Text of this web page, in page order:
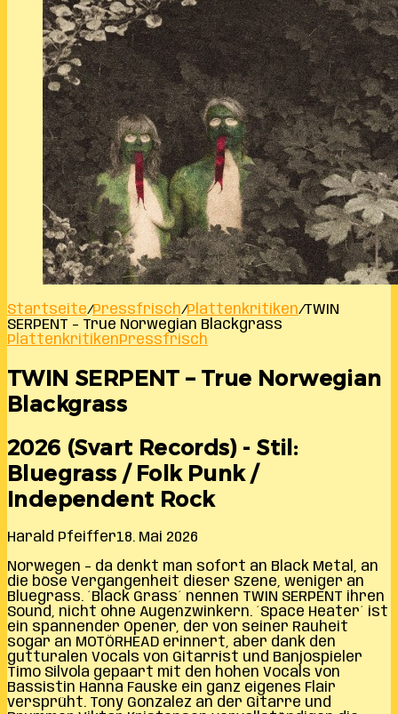
Startseite/Pressfrisch/Plattenkritiken/TWIN
SERPENT – True Norwegian Blackgrass
PlattenkritikenPressfrisch
TWIN SERPENT – True Norwegian
Blackgrass
2026 (Svart Records) - Stil:
Bluegrass / Folk Punk /
Independent Rock
Harald Pfeiffer18. Mai 2026
Norwegen – da denkt man sofort an Black Metal, an
die böse Vergangenheit dieser Szene, weniger an
Bluegrass. ´Black Grass´ nennen TWIN SERPENT ihren
Sound, nicht ohne Augenzwinkern. ´Space Heater´ ist
ein spannender Opener, der von seiner Rauheit
sogar an MOTÖRHEAD erinnert, aber dank den
gutturalen Vocals von Gitarrist und Banjospieler
Timo Silvola gepaart mit den hohen Vocals von
Bassistin Hanna Fauske ein ganz eigenes Flair
versprüht. Tony Gonzalez an der Gitarre und